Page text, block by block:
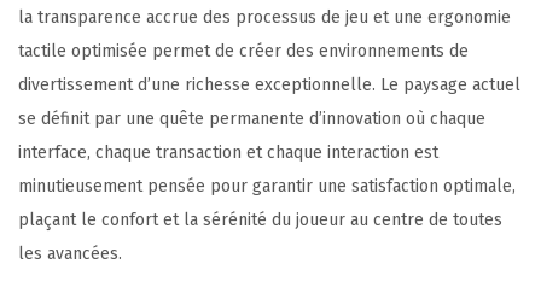
la transparence accrue des processus de jeu et une ergonomie
tactile optimisée permet de créer des environnements de
divertissement d’une richesse exceptionnelle. Le paysage actuel
se définit par une quête permanente d’innovation où chaque
interface, chaque transaction et chaque interaction est
minutieusement pensée pour garantir une satisfaction optimale,
plaçant le confort et la sérénité du joueur au centre de toutes
les avancées.